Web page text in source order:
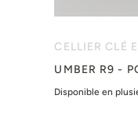
CELLIER CLÉ
UMBER R9 -
Disponible en